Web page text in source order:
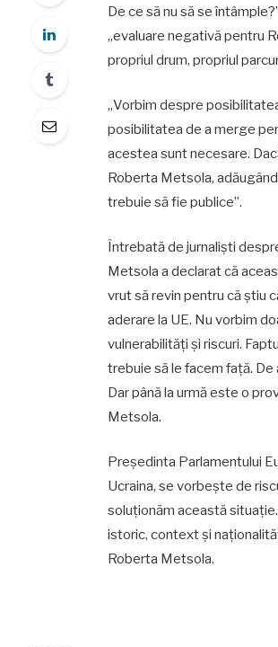
De ce să nu să se
„evaluare negativă pentru
propriul drum, propriul
„Vorbim despre
posibilitatea de a merge
acestea sunt necesare.
Roberta Metsola,
trebuie să fie publice”.
Întrebată de jurnaliști
Metsola a declarat că
vrut să revin pentru că știu
aderare la UE. Nu vorbim
vulnerabilități și riscuri.
trebuie să le facem față.
Dar până la urmă este o
Metsola.
Președinta Parlamentului
Ucraina, se vorbește de
soluționăm această
istoric, context și
Roberta Metsola.